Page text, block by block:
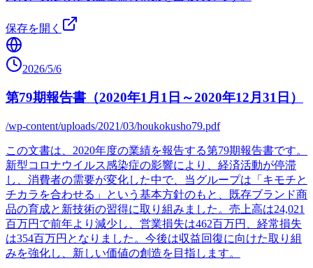
保存を開く
2026/5/6
第79期報告書（2020年1月1日～2020年12月31日）
/wp-content/uploads/2021/03/houkokusho79.pdf
この文書は、2020年度の業績を報告する第79期報告書です。
新型コロナウイルス感染症の影響により、経済活動が停滞
し、消費者の需要が変化した中で、当グループは「キモチと
チカラを合わせる」という基本方針のもと、既存ブランド商
品の育成と新技術の習得に取り組みました。売上高は24,021
百万円で前年より減少し、営業損失は462百万円、経常損失
は354百万円となりました。今後は収益回復に向けた取り組
みを強化し、新しい価値の創造を目指します。